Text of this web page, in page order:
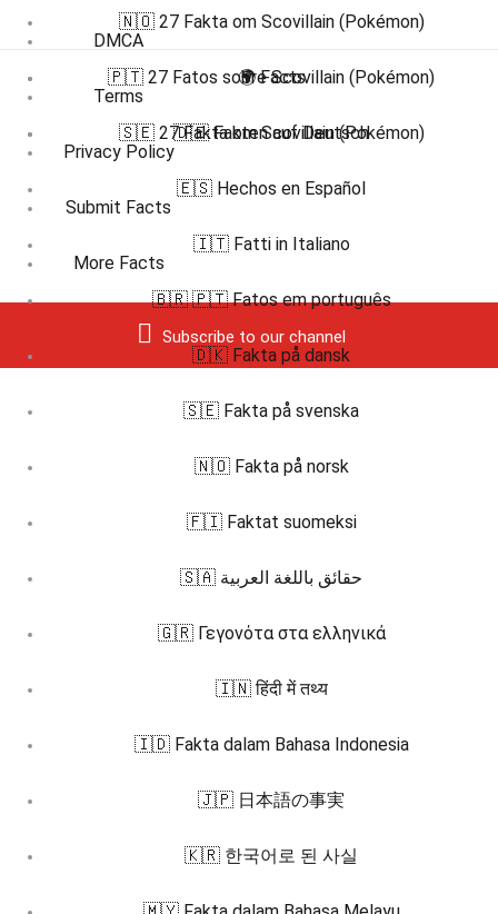
DMCA
Terms
Privacy Policy
Submit Facts
More Facts
Subscribe to our channel
🇳🇴 27 Fakta om Scovillain (Pokémon)
🇵🇹 27 Fatos sobre Scovillain (Pokémon)
🇸🇪 27 Fakta om Scovillain (Pokémon)
🌍 Facts
🇩🇪 Fakten auf Deutsch
🇪🇸 Hechos en Español
🇮🇹 Fatti in Italiano
🇧🇷 🇵🇹 Fatos em português
🇩🇰 Fakta på dansk
🇸🇪 Fakta på svenska
🇳🇴 Fakta på norsk
🇫🇮 Faktat suomeksi
🇸🇦 حقائق باللغة العربية
🇬🇷 Γεγονότα στα ελληνικά
🇮🇳 हिंदी में तथ्य
🇮🇩 Fakta dalam Bahasa Indonesia
🇯🇵 日本語の事実
🇰🇷 한국어로 된 사실